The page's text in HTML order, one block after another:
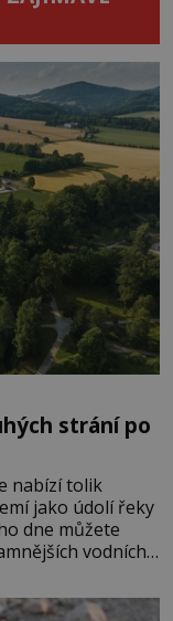
strání po
nabízí tolik
jako údolí řeky
dne můžete
vodních
památek ve